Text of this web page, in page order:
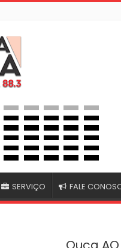
SERVIÇO FALE